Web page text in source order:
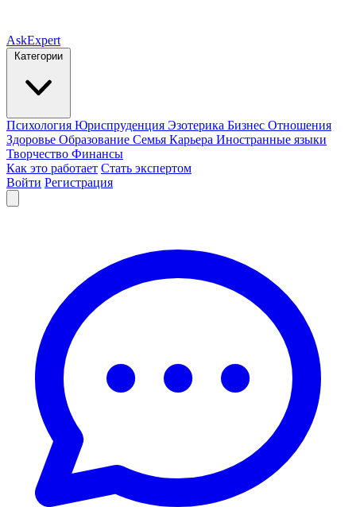
AskExpert
Категории
Психология Юриспруденция Эзотерика Бизнес Отношения
Здоровье Образование Семья Карьера Иностранные языки
Творчество Финансы
Как это работает Стать экспертом
Войти Регистрация